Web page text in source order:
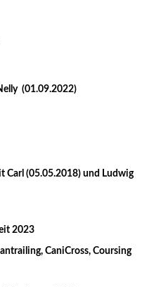
(01.09.2022)
Carl (05.05.2018) und Ludwig
2023
CaniCross, Coursing